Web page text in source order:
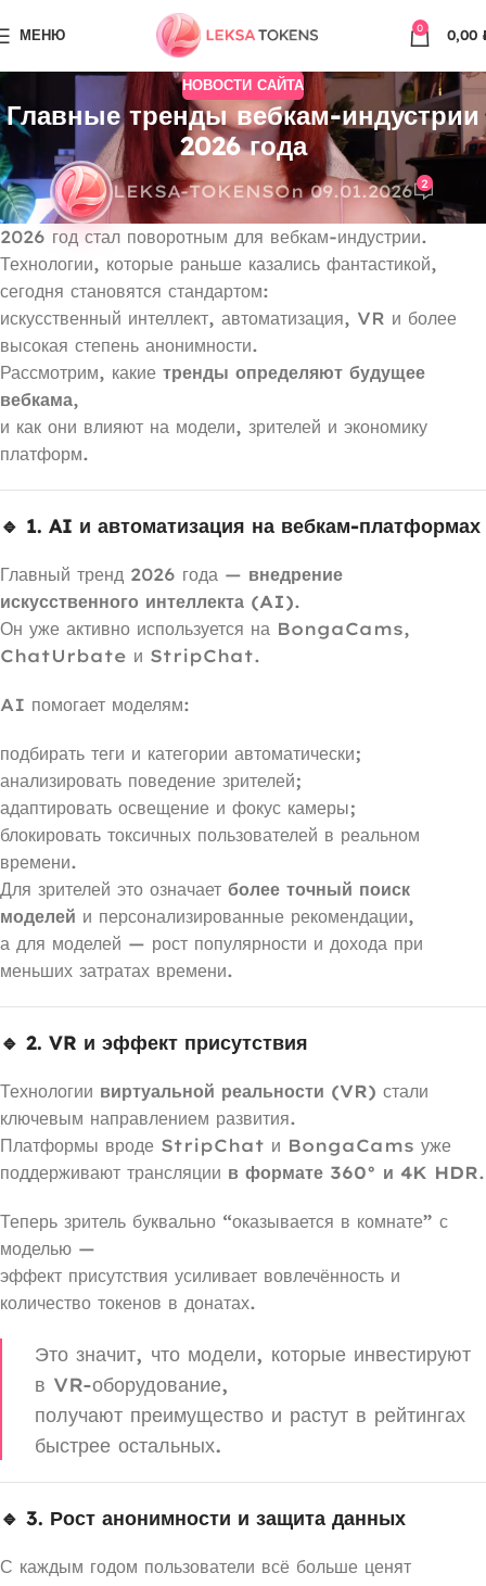
МЕНЮ 0 0,00
НОВОСТИ САЙТА
Главные тренды вебкам-индустрии
2026 года
LEKSA-TOKENSOn 09.01.2026 2
2026 год стал поворотным для вебкам-индустрии.
Технологии, которые раньше казались фантастикой,
сегодня становятся стандартом:
искусственный интеллект, автоматизация, VR и более
высокая степень анонимности.
Рассмотрим, какие тренды определяют будущее
вебкама,
и как они влияют на модели, зрителей и экономику
платформ.
🔹 1. AI и автоматизация на вебкам-платформах
Главный тренд 2026 года — внедрение
искусственного интеллекта (AI).
Он уже активно используется на BongaCams,
ChatUrbate и StripChat.
AI помогает моделям:
подбирать теги и категории автоматически;
анализировать поведение зрителей;
адаптировать освещение и фокус камеры;
блокировать токсичных пользователей в реальном
времени.
Для зрителей это означает более точный поиск
моделей и персонализированные рекомендации,
а для моделей — рост популярности и дохода при
меньших затратах времени.
🔹 2. VR и эффект присутствия
Технологии виртуальной реальности (VR) стали
ключевым направлением развития.
Платформы вроде StripChat и BongaCams уже
поддерживают трансляции в формате 360° и 4K HDR.
Теперь зритель буквально “оказывается в комнате” с
моделью —
эффект присутствия усиливает вовлечённость и
количество токенов в донатах.
Это значит, что модели, которые инвестируют
в VR-оборудование,
получают преимущество и растут в рейтингах
быстрее остальных.
🔹 3. Рост анонимности и защита данных
С каждым годом пользователи всё больше ценят